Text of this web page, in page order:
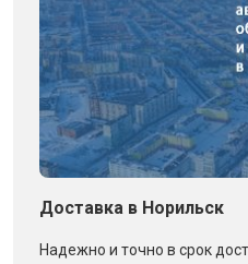
Доставка в Норильск
Надежно и точно в срок